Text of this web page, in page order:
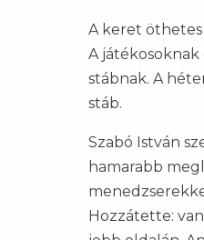
A keret
A
stábnak. A
stáb.
Szabó István
hamarabb
Hozzátette: